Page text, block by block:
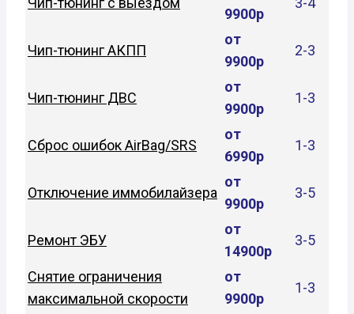
9900р
Чип-тюнинг АКПП
от
9900р
2-3
Чип-тюнинг ДВС
от
9900р
1-3
Сброс ошибок AirBag/SRS
от
6990р
1-3
Отключение иммобилайзера
от
9900р
3-5
Ремонт ЭБУ
от
14900р
3-5
Снятие ограничения
максимальной скорости
от
9900р
1-3